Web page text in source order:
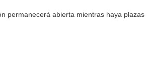
permanecerá abierta mientras haya plazas